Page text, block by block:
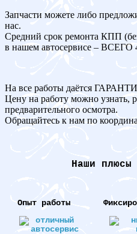
Запчасти можете либо
нас.
Средний срок ремонта КПП
в нашем автосервисе –
На все работы даётся
Цену на работу можно узнать,
предварительного осмотра.
Обращайтесь к нам по
Наши
Опыт работы